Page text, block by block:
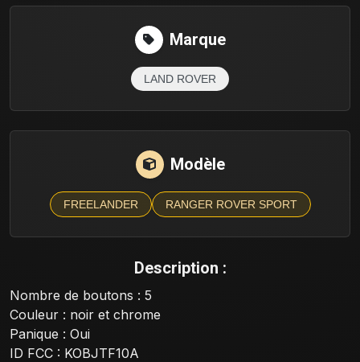
Marque
LAND ROVER
Modèle
FREELANDER RANGER ROVER SPORT
Description :
Nombre de boutons : 5
Couleur : noir et chrome
Panique : Oui
ID FCC : KOBJTF10A